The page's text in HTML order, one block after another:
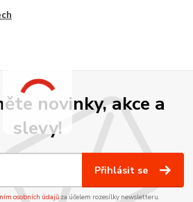
novinky, akce a
slevy!
Přihlásit se
osobních údajůza účelem rozesílky newsletteru.